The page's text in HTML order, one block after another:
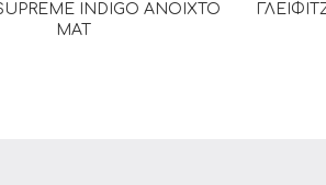
ΠΕΡΙΣΣΌΤΕΡΑ
INDIGO ΑΝΟΙΧΤΟ
ΜΑΤ